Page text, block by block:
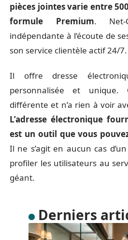
pièces jointes varie entre
formule Premium. Net-
indépendante à l’écoute de
son service clientèle actif 24/7.
Il offre dresse
personnalisée et unique.
différente et n’a rien à voir
L’adresse électronique
est un outil que vous
Il ne s’agit en aucun cas
profiler les utilisateurs au
géant.
Derniers